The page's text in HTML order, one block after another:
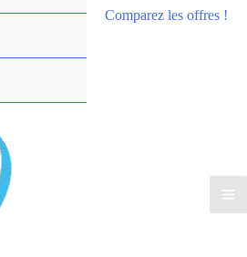
Comparez les offres !